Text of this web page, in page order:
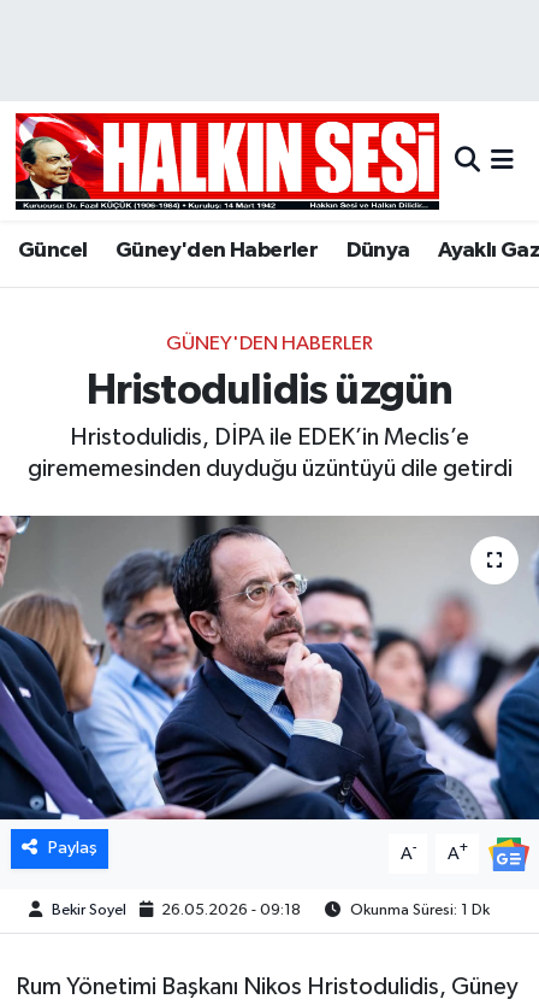
Güncel Güney'den Haberler Dünya Ayaklı
GÜNEY'DEN HABERLER
Hristodulidis üzgün
Hristodulidis, DİPA ile EDEK’in Meclis’e
girememesinden duyduğu üzüntüyü dile getirdi
Paylaş A- A+
Bekir Soyel 26.05.2026 - 09:18 Okunma Süresi: 1 Dk
Rum Yönetimi Başkanı Nikos Hristodulidis, Güney
Hava Durumu
Trafik Durumu
Tüm Manşetler
Son Dakika Haberleri
Haber Arşivi